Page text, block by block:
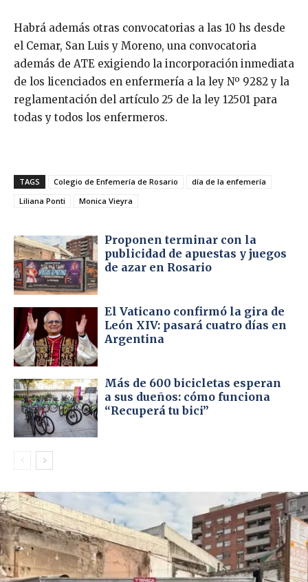
Habrá además otras convocatorias a las 10 hs desde
el Cemar, San Luis y Moreno, una convocatoria
además de ATE exigiendo la incorporación inmediata
de los licenciados en enfermería a la ley Nº 9282 y la
reglamentación del artículo 25 de la ley 12501 para
todas y todos los enfermeros.
TAGS Colegio de Enfemería de Rosario
día de la enfemería
Liliana Ponti
Monica Vieyra
Proponen terminar con la
publicidad de apuestas y juegos
de azar en Rosario
El Vaticano confirmó la gira de
León XIV: pasará cuatro días en
Argentina
Más de 600 bicicletas esperan
a sus dueños: cómo funciona
“Recuperá tu bici”